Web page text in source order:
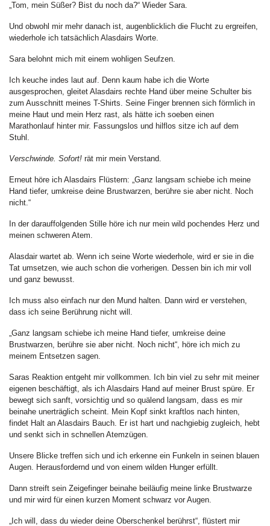
„Tom, mein Süßer? Bist du noch da?“ Wieder Sara.
Und obwohl mir mehr danach ist, augenblicklich die Flucht zu ergreifen,
wiederhole ich tatsächlich Alasdairs Worte.
Sara belohnt mich mit einem wohligen Seufzen.
Ich keuche indes laut auf. Denn kaum habe ich die Worte
ausgesprochen, gleitet Alasdairs rechte Hand über meine Schulter bis
zum Ausschnitt meines T-Shirts. Seine Finger brennen sich förmlich in
meine Haut und mein Herz rast, als hätte ich soeben einen
Marathonlauf hinter mir. Fassungslos und hilflos sitze ich auf dem
Stuhl.
Verschwinde. Sofort! rät mir mein Verstand.
Erneut höre ich Alasdairs Flüstern: „Ganz langsam schiebe ich meine
Hand tiefer, umkreise deine Brustwarzen, berühre sie aber nicht. Noch
nicht.“
In der darauffolgenden Stille höre ich nur mein wild pochendes Herz und
meinen schweren Atem.
Alasdair wartet ab. Wenn ich seine Worte wiederhole, wird er sie in die
Tat umsetzen, wie auch schon die vorherigen. Dessen bin ich mir voll
und ganz bewusst.
Ich muss also einfach nur den Mund halten. Dann wird er verstehen,
dass ich seine Berührung nicht will.
„Ganz langsam schiebe ich meine Hand tiefer, umkreise deine
Brustwarzen, berühre sie aber nicht. Noch nicht“, höre ich mich zu
meinem Entsetzen sagen.
Saras Reaktion entgeht mir vollkommen. Ich bin viel zu sehr mit meiner
eigenen beschäftigt, als ich Alasdairs Hand auf meiner Brust spüre. Er
bewegt sich sanft, vorsichtig und so quälend langsam, dass es mir
beinahe unerträglich scheint. Mein Kopf sinkt kraftlos nach hinten,
findet Halt an Alasdairs Bauch. Er ist hart und nachgiebig zugleich, hebt
und senkt sich in schnellen Atemzügen.
Unsere Blicke treffen sich und ich erkenne ein Funkeln in seinen blauen
Augen. Herausfordernd und von einem wilden Hunger erfüllt.
Dann streift sein Zeigefinger beinahe beiläufig meine linke Brustwarze
und mir wird für einen kurzen Moment schwarz vor Augen.
„Ich will, dass du wieder deine Oberschenkel berührst“, flüstert mir